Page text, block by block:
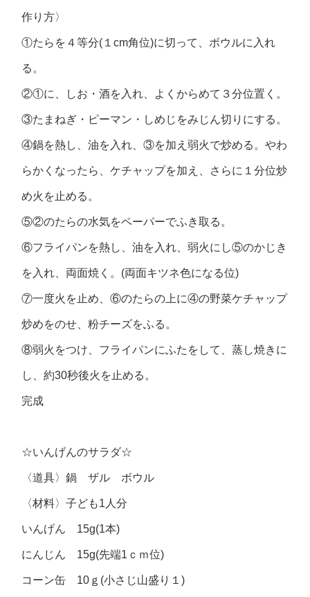
作り方〉
①たらを４等分(１cm角位)に切って、ボウルに入れ
る。
②①に、しお・酒を入れ、よくからめて３分位置く。
③たまねぎ・ピーマン・しめじをみじん切りにする。
④鍋を熱し、油を入れ、③を加え弱火で炒める。やわ
らかくなったら、ケチャップを加え、さらに１分位炒
め火を止める。
⑤②のたらの水気をペーパーでふき取る。
⑥フライパンを熱し、油を入れ、弱火にし⑤のかじき
を入れ、両面焼く。(両面キツネ色になる位)
⑦一度火を止め、⑥のたらの上に④の野菜ケチャップ
炒めをのせ、粉チーズをふる。
⑧弱火をつけ、フライパンにふたをして、蒸し焼きに
し、約30秒後火を止める。
完成
☆いんげんのサラダ☆
〈道具〉鍋 ザル ボウル
〈材料〉子ども1人分
いんげん 15g(1本)
にんじん 15g(先端1ｃｍ位)
コーン缶 10ｇ(小さじ山盛り１)